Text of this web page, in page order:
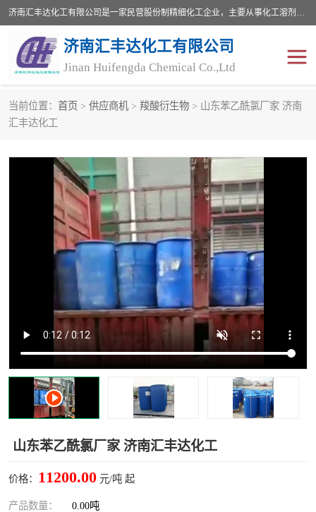
济南汇丰达化工有限公司是一家民营股份制精细化工企业，主要从事化工溶剂、药用辅料、合成中间体等深加工产品的研制开发、生产、销售和进出口贸易。主营产品：环氧丙烷，十二烷基苯，甲基磺酸，磺酸，DMF，DMAC，甘油，苯甲醇，乙酰氯，甲基丙烯酸，甲基丙烯酸甲酯，叔丁醇，异辛酸，二乙烯三胺，一乙，二乙‎，三乙醇胺，原乙酸三甲酯等化工产品及中间体。欢迎各界朋友洽谈咨询业务。
济南汇丰达化工有限公司
Jinan Huifengda Chemical Co.,Ltd
当前位置： 首页 > 供应商机 > 羧酸衍生物 > 山东苯乙酰氯厂家 济南
汇丰达化工
山东苯乙酰氯厂家 济南汇丰达化工
价格： 11200.00 元/吨 起
产品数量： 0.00吨
胺类
醇类 醚类
酚类
羧酸衍生物 无机化工原料
无机盐 有机溶剂
十二烷基苯
十二烷基苯磺酸
丙二醇甲醚醋酸酯 丙酸乙酯
醛类